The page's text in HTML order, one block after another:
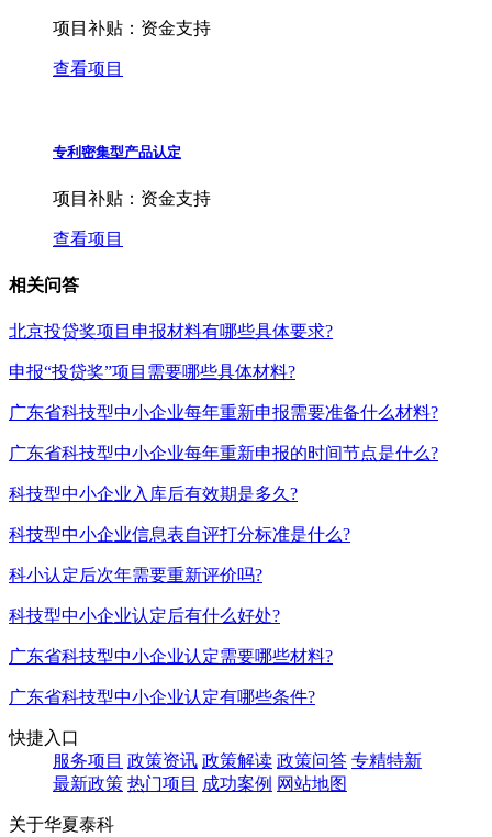
项目补贴： 资金支持
查看项目
专利密集型产品认定
项目补贴： 资金支持
查看项目
相关问答
北京投贷奖项目申报材料有哪些具体要求?
申报“投贷奖”项目需要哪些具体材料?
广东省科技型中小企业每年重新申报需要准备什么材料?
广东省科技型中小企业每年重新申报的时间节点是什么?
科技型中小企业入库后有效期是多久?
科技型中小企业信息表自评打分标准是什么?
科小认定后次年需要重新评价吗?
科技型中小企业认定后有什么好处?
广东省科技型中小企业认定需要哪些材料?
广东省科技型中小企业认定有哪些条件?
快捷入口
服务项目 政策资讯 政策解读 政策问答 专精特新
最新政策 热门项目 成功案例 网站地图
关于华夏泰科